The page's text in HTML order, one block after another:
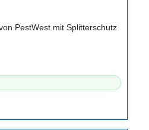
PestWest mit Splitterschutz